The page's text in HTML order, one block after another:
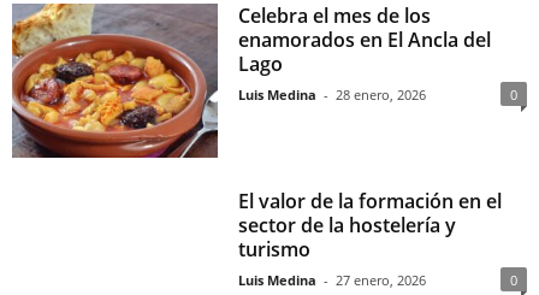
Celebra el mes de los
enamorados en El Ancla del
Lago
Luis Medina - 28 enero, 2026 0
El valor de la formación en el
sector de la hostelería y
turismo
Luis Medina - 27 enero, 2026 0